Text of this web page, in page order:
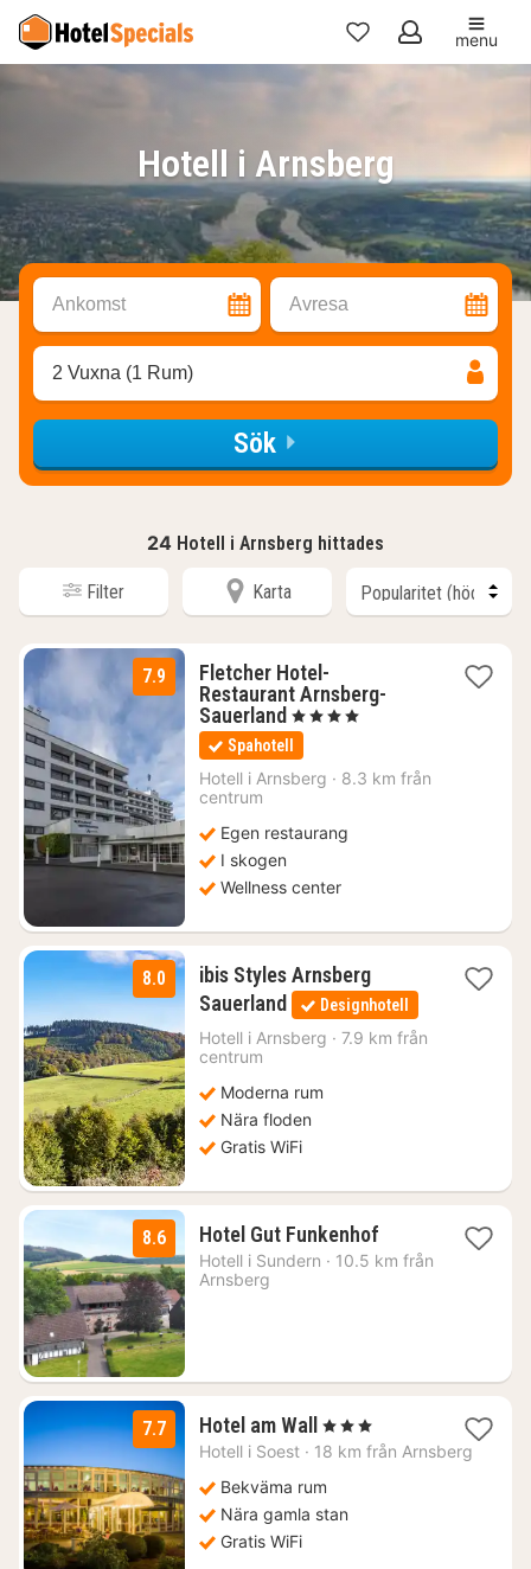
Mina
menu
Hotell i Arnsberg
Ankomst Avresa
2 Vuxna (1 Rum)
Sök
24 Hotell i Arnsberg hittades
Filter Karta
7.9
Fletcher Hotel-
Restaurant Arnsberg-
Sauerland 1
natt
från
1108
, 4 Stjärnor
Spahotell
Hotell i Arnsberg · 8.3 km från
centrum
Egen restaurang
I skogen
Wellness center
8.0
ibis Styles Arnsberg
Sauerland1
natt
från
Designhotell
Hotell i Arnsberg · 7.9 km från
centrum
Moderna rum
Nära floden
Gratis WiFi
8.6 Hotel Gut Funkenhof1
natt
Hotell i Sundern · 10.5 km från
Arnsberg
7.7 Hotel am Wall
1
natt
898
kr.
, 3 Stjärnor
Hotell i Soest · 18 km från Arnsberg
Bekväma rum
Nära gamla stan
Gratis WiFi